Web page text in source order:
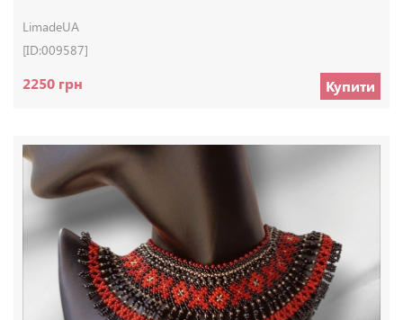
LimadeUA
[ID:009587]
2250 грн Купити